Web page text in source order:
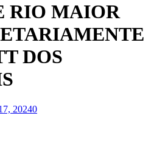
RIO MAIOR
DOS
20240